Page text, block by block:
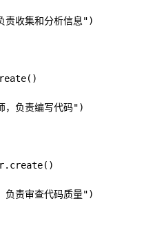
责收集和分析信息")
()
，负责编写代码")
. create()
负责审查代码质量")